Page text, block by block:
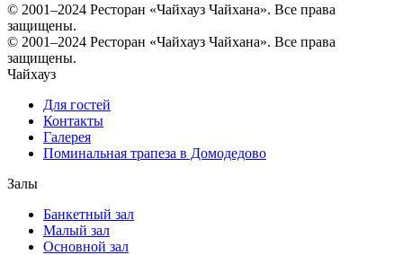
© 2001–2024 Ресторан «Чайхауз Чайхана». Все права
защищены.
© 2001–2024 Ресторан «Чайхауз Чайхана». Все права
защищены.
Чайхауз
Для гостей
Контакты
Галерея
Поминальная трапеза в Домодедово
Залы
Банкетный зал
Малый зал
Основной зал